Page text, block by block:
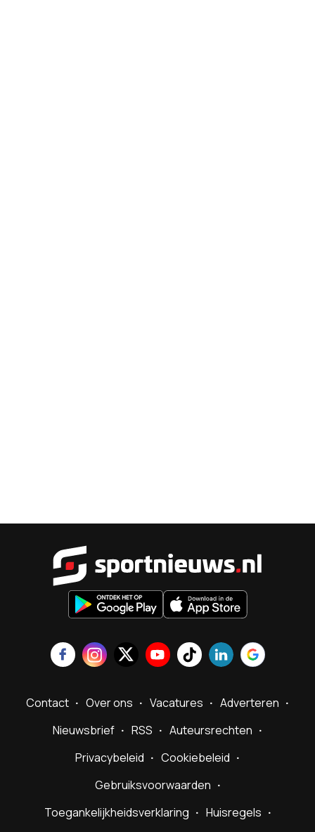
Contact Over ons Vacatures
Adverteren
Nieuwsbrief
RSS
Auteursrechten
Privacybeleid
Cookiebeleid
Gebruiksvoorwaarden
Toegankelijkheidsverklaring
Huisregels